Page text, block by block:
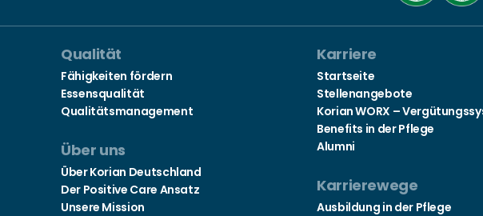
Qualität
Fähigkeiten fördern
Essensqualität
Qualitätsmanagement
Über uns
Über Korian Deutschland
Der Positive Care Ansatz
Unsere Mission
Karriere
Startseite
Stellenangebote
Korian WORX –
Benefits in der Pflege
Alumni
Karrierewege
Ausbildung in der Pflege